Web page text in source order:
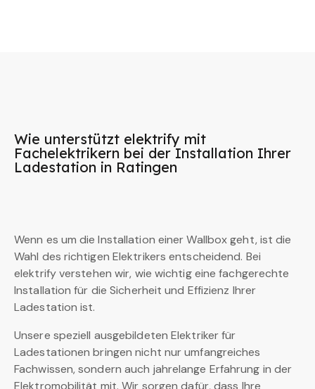
Wie unterstützt elektrify mit
Fachelektrikern bei der Installation Ihrer
Ladestation in Ratingen
Wenn es um die Installation einer Wallbox geht, ist die
Wahl des richtigen Elektrikers entscheidend. Bei
elektrify verstehen wir, wie wichtig eine fachgerechte
Installation für die Sicherheit und Effizienz Ihrer
Ladestation ist.
Unsere speziell ausgebildeten Elektriker für
Ladestationen bringen nicht nur umfangreiches
Fachwissen, sondern auch jahrelange Erfahrung in der